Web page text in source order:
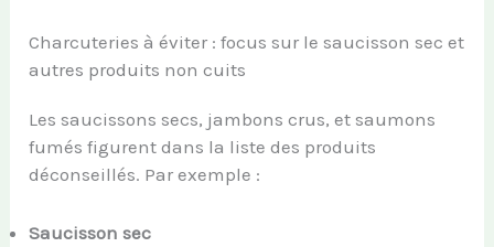
Charcuteries à éviter : focus sur le saucisson sec et
autres produits non cuits
Les saucissons secs, jambons crus, et saumons
fumés figurent dans la liste des produits
déconseillés. Par exemple :
Saucisson sec